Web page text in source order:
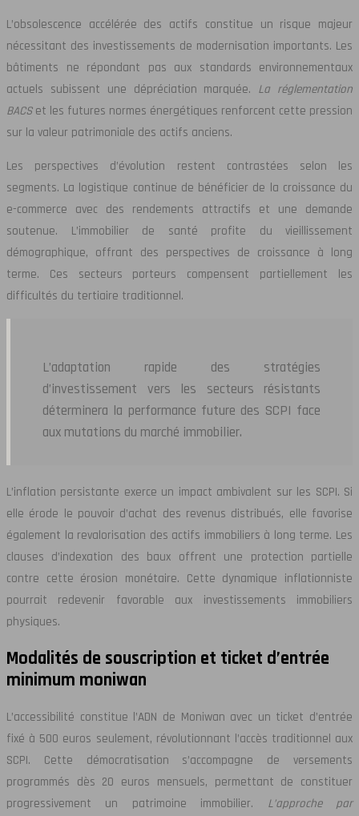
L’obsolescence accélérée des actifs constitue un risque majeur
nécessitant des investissements de modernisation importants. Les
bâtiments ne répondant pas aux standards environnementaux
actuels subissent une dépréciation marquée. La réglementation
BACSet les futures normes énergétiques renforcent cette pression
sur la valeur patrimoniale des actifs anciens.
Les perspectives d’évolution restent contrastées selon les
segments. La logistique continue de bénéficier de la croissance du
e-commerce avec des rendements attractifs et une demande
soutenue. L’immobilier de santé profite du vieillissement
démographique, offrant des perspectives de croissance à long
terme. Ces secteurs porteurs compensent partiellement les
difficultés du tertiaire traditionnel.
L’adaptation rapide des stratégies
d’investissement vers les secteurs résistants
déterminera la performance future des SCPI face
aux mutations du marché immobilier.
L’inflation persistante exerce un impact ambivalent sur les SCPI. Si
elle érode le pouvoir d’achat des revenus distribués, elle favorise
également la revalorisation des actifs immobiliers à long terme. Les
clauses d’indexation des baux offrent une protection partielle
contre cette érosion monétaire. Cette dynamique inflationniste
pourrait redevenir favorable aux investissements immobiliers
physiques.
Modalités de souscription et ticket d’entrée
minimum moniwan
L’accessibilité constitue l’ADN de Moniwan avec un ticket d’entrée
fixé à 500 euros seulement, révolutionnant l’accès traditionnel aux
SCPI. Cette démocratisation s’accompagne de versements
programmés dès 20 euros mensuels, permettant de constituer
progressivement un patrimoine immobilier. L’approche par